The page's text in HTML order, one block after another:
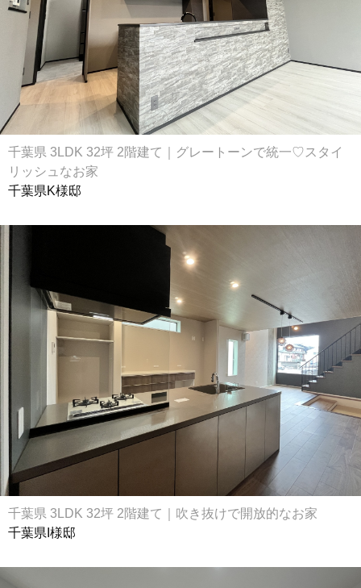
千葉県 3LDK 32坪 2階建て｜グレートーンで統一♡スタイ
リッシュなお家
千葉県K様邸
千葉県 3LDK 32坪 2階建て｜吹き抜けで開放的なお家
千葉県I様邸